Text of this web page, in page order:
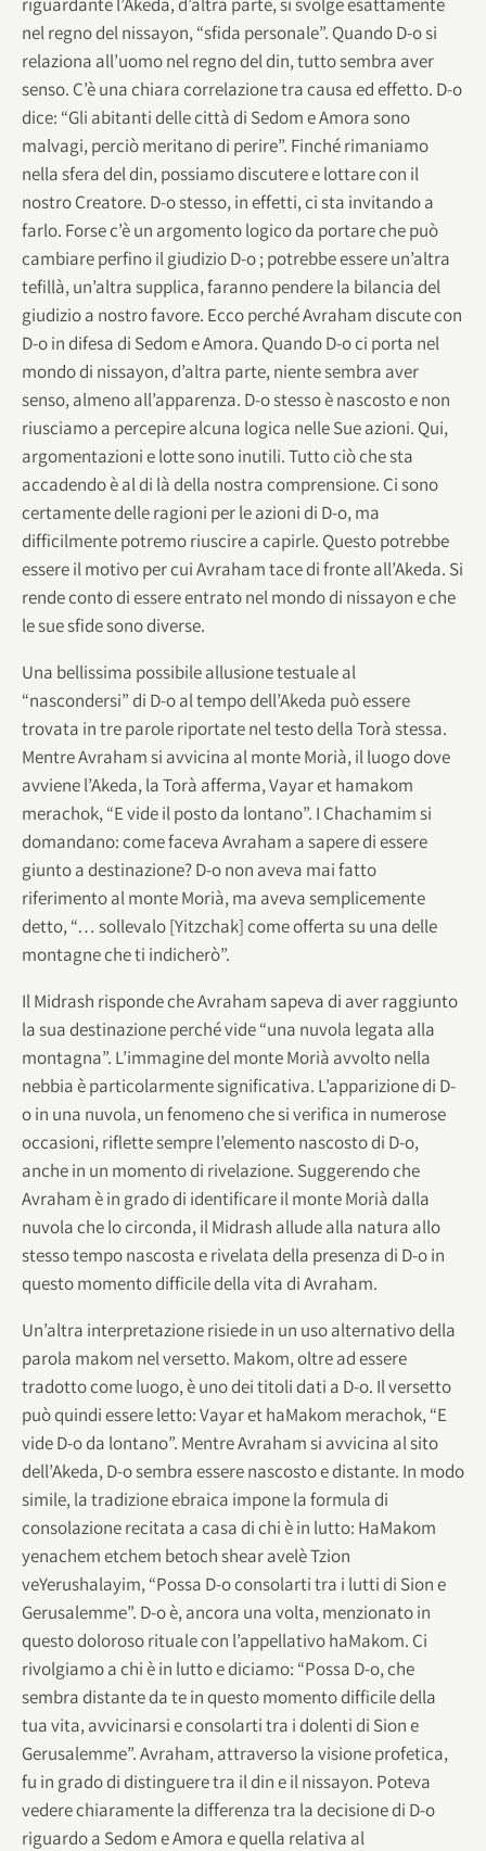
nel regno del nissayon, “sfida personale”. Quando D-o si
relaziona all’uomo nel regno del din, tutto sembra aver
senso. C’è una chiara correlazione tra causa ed effetto. D-o
dice: “Gli abitanti delle città di Sedom e Amora sono
malvagi, perciò meritano di perire”. Finché rimaniamo
nella sfera del din, possiamo discutere e lottare con il
nostro Creatore. D-o stesso, in effetti, ci sta invitando a
farlo. Forse c’è un argomento logico da portare che può
cambiare perfino il giudizio D-o ; potrebbe essere un’altra
tefillà, un’altra supplica, faranno pendere la bilancia del
giudizio a nostro favore. Ecco perché Avraham discute con
D-o in difesa di Sedom e Amora. Quando D-o ci porta nel
mondo di nissayon, d’altra parte, niente sembra aver
senso, almeno all’apparenza. D-o stesso è nascosto e non
riusciamo a percepire alcuna logica nelle Sue azioni. Qui,
argomentazioni e lotte sono inutili. Tutto ciò che sta
accadendo è al di là della nostra comprensione. Ci sono
certamente delle ragioni per le azioni di D-o, ma
difficilmente potremo riuscire a capirle. Questo potrebbe
essere il motivo per cui Avraham tace di fronte all’Akeda. Si
rende conto di essere entrato nel mondo di nissayon e che
le sue sfide sono diverse.
Una bellissima possibile allusione testuale al
“nascondersi” di D-o al tempo dell’Akeda può essere
trovata in tre parole riportate nel testo della Torà stessa.
Mentre Avraham si avvicina al monte Morià, il luogo dove
avviene l’Akeda, la Torà afferma, Vayar et hamakom
merachok, “E vide il posto da lontano”. I Chachamim si
domandano: come faceva Avraham a sapere di essere
giunto a destinazione? D-o non aveva mai fatto
riferimento al monte Morià, ma aveva semplicemente
detto, “… sollevalo [Yitzchak] come offerta su una delle
montagne che ti indicherò”.
Il Midrash risponde che Avraham sapeva di aver raggiunto
la sua destinazione perché vide “una nuvola legata alla
montagna”. L’immagine del monte Morià avvolto nella
nebbia è particolarmente significativa. L’apparizione di D-
o in una nuvola, un fenomeno che si verifica in numerose
occasioni, riflette sempre l’elemento nascosto di D-o,
anche in un momento di rivelazione. Suggerendo che
Avraham è in grado di identificare il monte Morià dalla
nuvola che lo circonda, il Midrash allude alla natura allo
stesso tempo nascosta e rivelata della presenza di D-o in
questo momento difficile della vita di Avraham.
Un’altra interpretazione risiede in un uso alternativo della
parola makom nel versetto. Makom, oltre ad essere
tradotto come luogo, è uno dei titoli dati a D-o. Il versetto
può quindi essere letto: Vayar et haMakom merachok, “E
vide D-o da lontano”. Mentre Avraham si avvicina al sito
dell’Akeda, D-o sembra essere nascosto e distante. In modo
simile, la tradizione ebraica impone la formula di
consolazione recitata a casa di chi è in lutto: HaMakom
yenachem etchem betoch shear avelè Tzion
veYerushalayim, “Possa D-o consolarti tra i lutti di Sion e
Gerusalemme”. D-o è, ancora una volta, menzionato in
questo doloroso rituale con l’appellativo haMakom. Ci
rivolgiamo a chi è in lutto e diciamo: “Possa D-o, che
sembra distante da te in questo momento difficile della
tua vita, avvicinarsi e consolarti tra i dolenti di Sion e
Gerusalemme”. Avraham, attraverso la visione profetica,
fu in grado di distinguere tra il din e il nissayon. Poteva
vedere chiaramente la differenza tra la decisione di D-o
riguardo a Sedom e Amora e quella relativa al